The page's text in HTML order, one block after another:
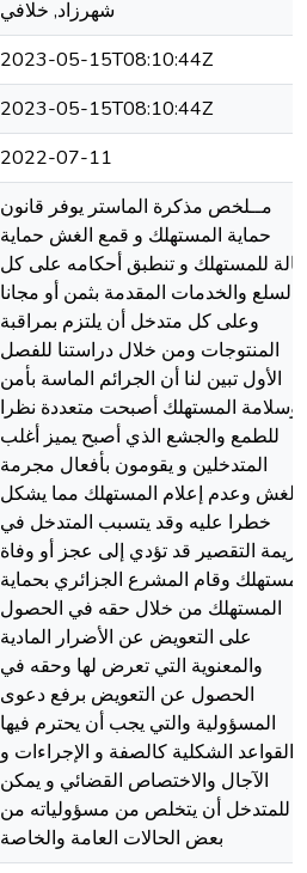
شهرزاد, خلافي
2023-05-15T08:10:44Z
2023-05-15T08:10:44Z
2022-07-11
مــلخص مذكرة الماستر يوفر قانون
حماية المستهلك و قمع الغش حماية
للمستهلك و تنطبق أحكامه على كل
السلع والخدمات المقدمة بثمن أو مجانا
وعلى كل متدخل أن يلتزم بمراقبة
المنتوجات ومن خلال دراستنا للفصل
الأول تبين لنا أن الجرائم الماسة بأمن
وسلامة المستهلك أصبحت متعددة نظرا
للطمع والجشع الذي أصبح يميز أغلب
المتدخلين و يقومون بأفعال مجرمة
وعدم إعلام المستهلك مما يشكل
خطرا عليه وقد يتسبب المتدخل في
التقصير قد تؤدي إلى عجز أو وفاة
وقام المشرع الجزائري بحماية
المستهلك من خلال حقه في الحصول
على التعويض عن الأضرار المادية
والمعنوية التي تعرض لها وحقه في
الحصول عن التعويض برفع دعوى
المسؤولية والتي يجب أن يحترم فيها
القواعد الشكلية كالصفة و الإجراءات و
الآجال والاختصاص القضائي و يمكن
للمتدخل أن يتخلص من مسؤولياته من
بعض الحالات العامة والخاصة